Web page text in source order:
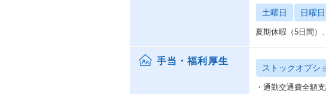
土曜日 日曜日
夏期休暇（5日間）
手当・福利厚生
ストックオプシ
・通勤交通費全額